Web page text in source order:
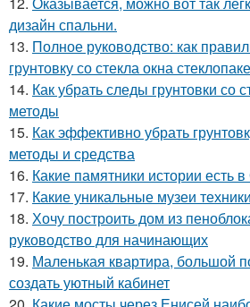
дизайн спальни.
13. Полное руководство: как
грунтовку со стекла окна
14. Как убрать следы грунтовки со
методы
15. Как эффективно убрать
методы и средства
16. Какие памятники истории есть
17. Какие уникальные музеи
18. Хочу построить дом из
руководство для начинающих
19. Маленькая квартира, большой
создать уютный кабинет